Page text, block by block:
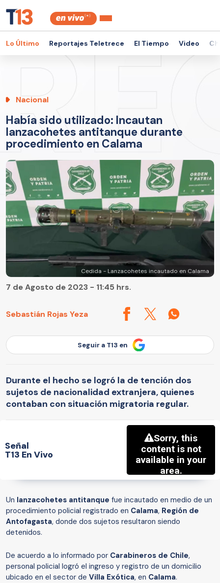
Lo Último Reportajes Teletrece El Tiempo Video
Nacional
Había sido utilizado: Incautan
lanzacohetes antitanque durante
procedimiento en Calama
Cedida - Lanzacohetes incautado en Calama
Sebastián Rojas Yeza
7 de Agosto de 2023 - 11:45 hrs.
Seguir a T13 en
Durante el hecho se logró la de tención dos
sujetos de nacionalidad extranjera, quienes
contaban con situación migratoria regular.
Señal
T13 En Vivo
Un lanzacohetes antitanque fue incautado en medio de un
procedimiento policial registrado en Calama, Región de
Antofagasta, donde dos sujetos resultaron siendo
detenidos.
De acuerdo a lo informado por Carabineros de Chile,
personal policial logró el ingreso y registro de un domicilio
ubicado en el sector de Villa Exótica, en Calama.